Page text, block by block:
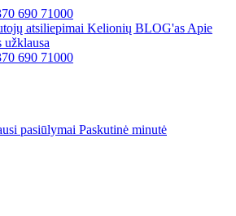
690 71000
atsiliepimai Kelionių BLOG'as Apie
užklausa
690 71000
pasiūlymai Paskutinė minutė